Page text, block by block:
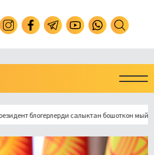
блогерлерди салыктан бошоткон мыйзамга